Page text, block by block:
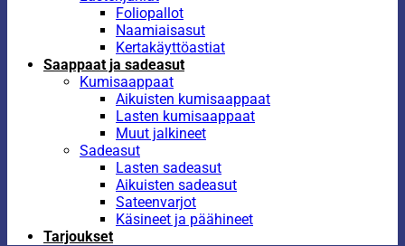
Foliopallot
Naamiaisasut
Kertakäyttöastiat
Saappaat ja sadeasut
Kumisaappaat
Aikuisten kumisaappaat
Lasten kumisaappaat
Muut jalkineet
Sadeasut
Lasten sadeasut
Aikuisten sadeasut
Sateenvarjot
Käsineet ja päähineet
Tarjoukset